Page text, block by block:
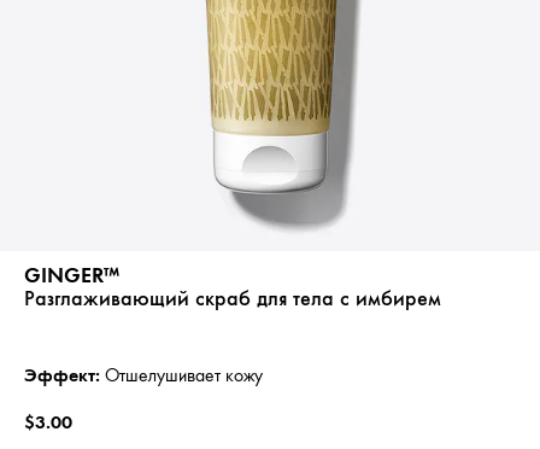
GINGER™
Разглаживающий скраб для тела с имбирем
Эффект: Отшелушивает кожу
$3.00